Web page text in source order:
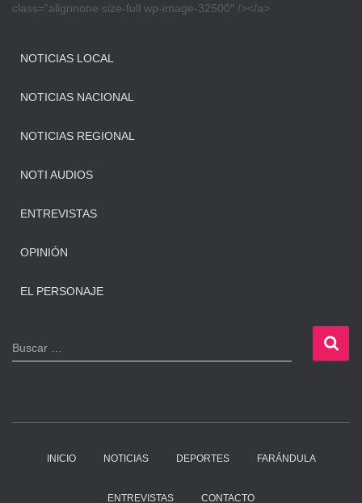
class=”alignnone size-full wp-image-32500″ /></a>
NOTICIAS LOCAL
NOTICIAS NACIONAL
NOTICIAS REGIONAL
NOTI AUDIOS
ENTREVISTAS
OPINIÓN
EL PERSONAJE
B
u
Buscar …
INICIO NOTICIAS DEPORTES FARÁNDULA
ENTREVISTAS CONTACTO